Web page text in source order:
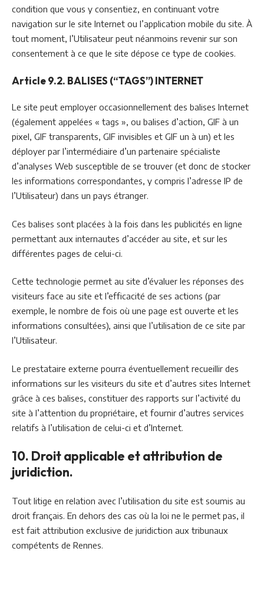
condition que vous y consentiez, en continuant votre
navigation sur le site Internet ou l’application mobile du site. À
tout moment, l’Utilisateur peut néanmoins revenir sur son
consentement à ce que le site dépose ce type de cookies.
Article 9.2. BALISES (“TAGS”) INTERNET
Le site peut employer occasionnellement des balises Internet
(également appelées « tags », ou balises d’action, GIF à un
pixel, GIF transparents, GIF invisibles et GIF un à un) et les
déployer par l’intermédiaire d’un partenaire spécialiste
d’analyses Web susceptible de se trouver (et donc de stocker
les informations correspondantes, y compris l’adresse IP de
l’Utilisateur) dans un pays étranger.
Ces balises sont placées à la fois dans les publicités en ligne
permettant aux internautes d’accéder au site, et sur les
différentes pages de celui-ci.
Cette technologie permet au site d’évaluer les réponses des
visiteurs face au site et l’efficacité de ses actions (par
exemple, le nombre de fois où une page est ouverte et les
informations consultées), ainsi que l’utilisation de ce site par
l’Utilisateur.
Le prestataire externe pourra éventuellement recueillir des
informations sur les visiteurs du site et d’autres sites Internet
grâce à ces balises, constituer des rapports sur l’activité du
site à l’attention du propriétaire, et fournir d’autres services
relatifs à l’utilisation de celui-ci et d’Internet.
10. Droit applicable et attribution de
juridiction.
Tout litige en relation avec l’utilisation du site est soumis au
droit français. En dehors des cas où la loi ne le permet pas, il
est fait attribution exclusive de juridiction aux tribunaux
compétents de Rennes.